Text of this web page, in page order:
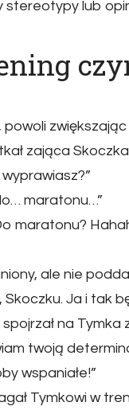
stereotypy lub
zająca
maratonu…”
maratonu?
ale nie
Skoczku. Ja i tak
na Tymka
twoją
wspaniałe!”
Tymkowi w